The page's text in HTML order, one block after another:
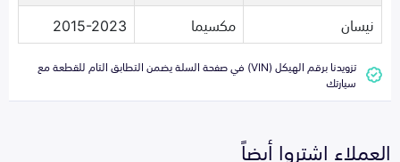
نيسان
مكسيما 2015-2023
تزويدنا برقم الهيكل (VIN) في صفحة السلة يضمن التطابق التام للقطعة مع
سيارتك
العملاء اشتروا أيضاً